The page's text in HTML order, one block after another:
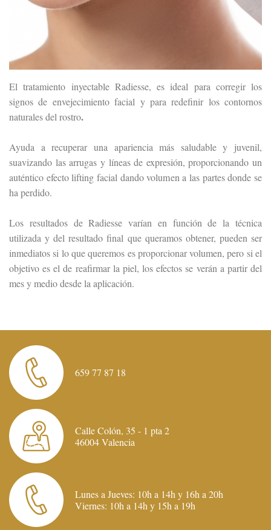
El tratamiento inyectable Radiesse, es ideal para corregir los
signos de envejecimiento facial y para redefinir los contornos
naturales del rostro.
Ayuda a recuperar una apariencia más saludable y juvenil,
suavizando las arrugas y líneas de expresión, proporcionando un
auténtico efecto lifting facial dando volumen a las partes donde se
ha perdido.
Los resultados de Radiesse varían en función de la técnica
utilizada y del resultado final que queramos obtener, pueden ser
inmediatos si lo que queremos es proporcionar volumen, pero si el
objetivo es el de reafirmar la piel, los efectos se verán a partir del
mes y medio desde la aplicación.
659 77 87 18
Calle Colón, 35 - 1 pta 2
46004 Valencia
Lunes a Jueves: 10h a 14h y 16h a 20h
Viernes: 10h a 14h y 15h a 19h